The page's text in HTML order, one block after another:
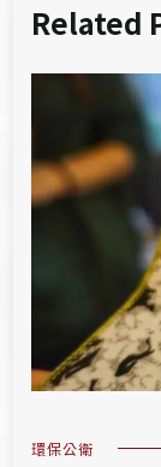
Related
環保公衛